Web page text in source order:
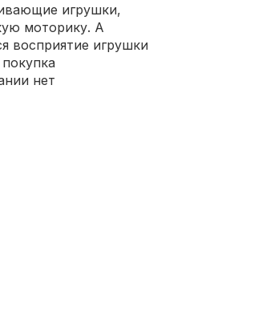
игрушки,
моторику. А
восприятие игрушки
нет